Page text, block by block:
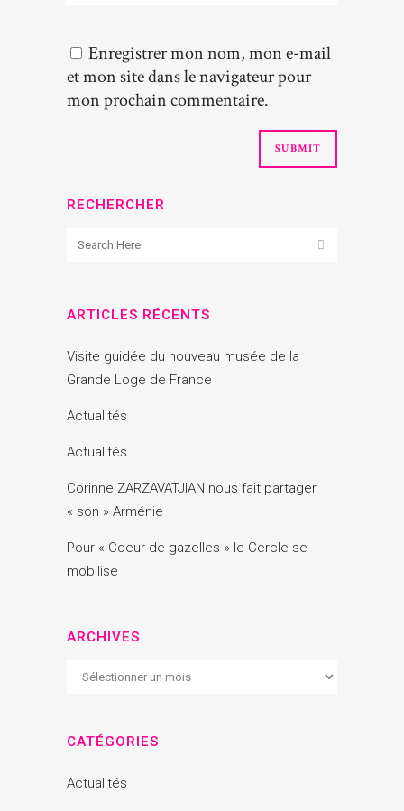
Enregistrer mon nom, mon e-mail
et mon site dans le navigateur pour
mon prochain commentaire.
RECHERCHER
ARTICLES RÉCENTS
Visite guidée du nouveau musée de la
Grande Loge de France
Actualités
Actualités
Corinne ZARZAVATJIAN nous fait partager
« son » Arménie
Pour « Coeur de gazelles » le Cercle se
mobilise
ARCHIVES
Archives
CATÉGORIES
Actualités